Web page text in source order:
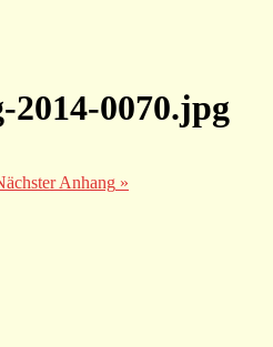
2014-0070.jpg
Anhang »